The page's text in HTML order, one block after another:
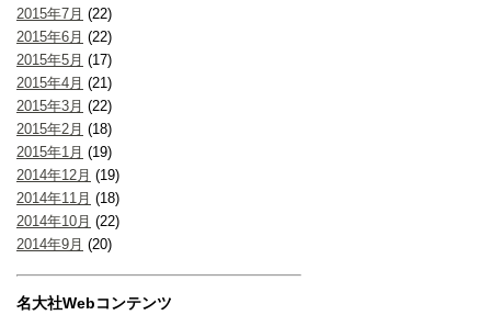
2015年7月 (22)
2015年6月 (22)
2015年5月 (17)
2015年4月 (21)
2015年3月 (22)
2015年2月 (18)
2015年1月 (19)
2014年12月 (19)
2014年11月 (18)
2014年10月 (22)
2014年9月 (20)
名大社Webコンテンツ